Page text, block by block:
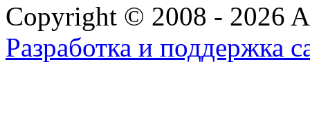
Copyright © 2008 - 2026
Разработка и поддержка